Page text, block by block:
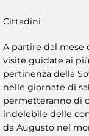
Cittadini
A partire dal mese
visite guidate ai
pertinenza della
nelle giornate di
permetteranno di
indelebile delle
da Augusto nel